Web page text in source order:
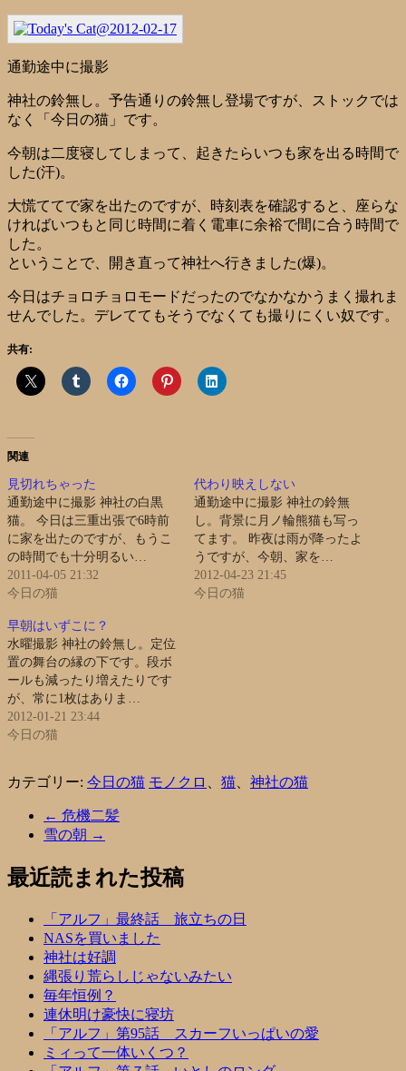
通勤途中に撮影
神社の鈴無し。予告通りの鈴無し登場ですが、ストックでは
なく「今日の猫」です。
今朝は二度寝してしまって、起きたらいつも家を出る時間で
した(汗)。
大慌ててで家を出たのですが、時刻表を確認すると、座らな
ければいつもと同じ時間に着く電車に余裕で間に合う時間で
した。
ということで、開き直って神社へ行きました(爆)。
今日はチョロチョロモードだったのでなかなかうまく撮れま
せんでした。デレててもそうでなくても撮りにくい奴です。
共有:
関連
見切れちゃった
通勤途中に撮影 神社の白黒
猫。 今日は三重出張で6時前
に家を出たのですが、もうこ
の時間でも十分明るい…
2011-04-05 21:32
今日の猫
代わり映えしない
通勤途中に撮影 神社の鈴無
し。背景に月ノ輪熊猫も写っ
てます。 昨夜は雨が降ったよ
うですが、今朝、家を…
2012-04-23 21:45
今日の猫
早朝はいずこに？
水曜撮影 神社の鈴無し。定位
置の舞台の縁の下です。段ボ
ールも減ったり増えたりです
が、常に1枚はありま…
2012-01-21 23:44
今日の猫
カテゴリー: 今日の猫 モノクロ 猫 神社の猫
← 危機二髪
雪の朝 →
最近読まれた投稿
「アルフ」最終話 旅立ちの日
NASを買いました
神社は好調
縄張り荒らしじゃないみたい
毎年恒例？
連休明け豪快に寝坊
「アルフ」第95話 スカーフいっぱいの愛
ミィって一体いくつ？